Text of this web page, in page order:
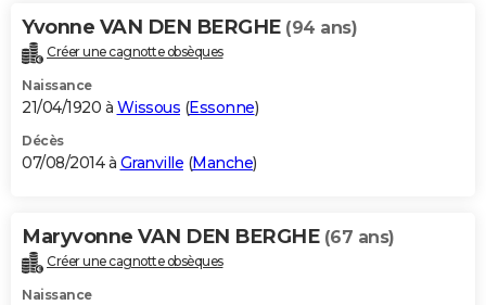
Yvonne VAN DEN BERGHE (94 ans)
Créer une cagnotte obsèques
Naissance
21/04/1920 à Wissous (Essonne)
Décès
07/08/2014 à Granville (Manche)
Maryvonne VAN DEN BERGHE (67 ans)
Créer une cagnotte obsèques
Naissance